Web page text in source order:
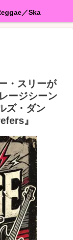
／Ska
・スリーが
ージシーン
ズ・ダン
』